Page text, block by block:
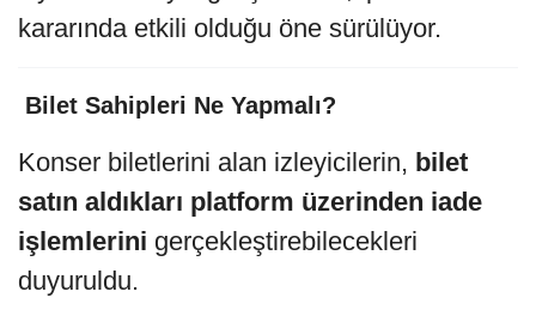
kararında etkili olduğu öne sürülüyor.
️ Bilet Sahipleri Ne Yapmalı?
Konser biletlerini alan izleyicilerin, bilet
satın aldıkları platform üzerinden iade
işlemlerini gerçekleştirebilecekleri
duyuruldu.